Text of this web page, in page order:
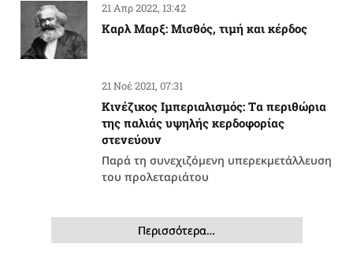
21 Απρ 2022, 13:42
Καρλ Μαρξ: Μισθός, τιμή και κέρδος
21 Νοέ 2021, 07:31
Κινέζικος Ιμπεριαλισμός: Tα περιθώρια
της παλιάς υψηλής κερδοφορίας
στενεύουν
Παρά τη συνεχιζόμενη υπερεκμετάλλευση
του προλεταριάτου
Περισσότερα…